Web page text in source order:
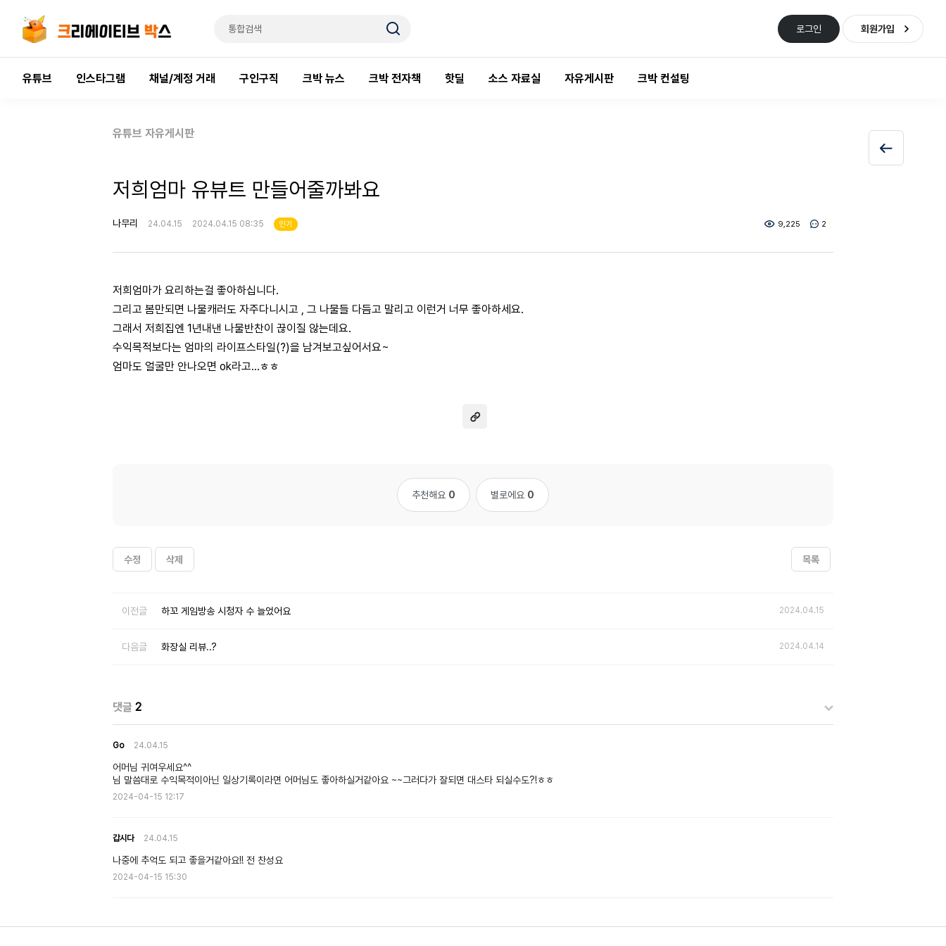
로그인 회원가입
유튜브 인스타그램 채널/계정 거래 구인구직 크박 뉴스 크박 전자책 핫딜 소스 자료실 자유게시판 크박 컨설팅
유튜브 자유게시판
저희엄마 유뷰트 만들어줄까봐요
나무리 24.04.15 2024.04.15 08:35 인기 9,225 2
저희엄마가 요리하는걸 좋아하십니다.
그리고 봄만되면 나물캐러도 자주다니시고 , 그 나물들 다듬고 말리고 이런거 너무 좋아하세요.
그래서 저희집엔 1년내낸 나물반찬이 끊이질 않는데요.
수익목적보다는 엄마의 라이프스타일(?)을 남겨보고싶어서요~
엄마도 얼굴만 안나오면 ok라고...ㅎㅎ
추천해요 0 별로에요 0
목록
수정 삭제
이전글 하꼬 게임방송 시청자 수 늘었어요 2024.04.15
다음글 화장실 리뷰..? 2024.04.14
댓글 2
Go 24.04.15
어머님 귀여우세요^^
님 말씀대로 수익목적이아닌 일상기록이라면 어머님도 좋아하실거같아요 ~~그러다가 잘되면 대스타 되실수도?!ㅎㅎ
2024-04-15 12:17
갑시다 24.04.15
나중에 추억도 되고 좋을거같아요!! 전 찬성요
2024-04-15 15:30